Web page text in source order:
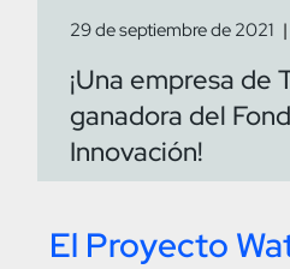
29 de septiembre de 2021
¡Una empresa de
ganadora del
Innovación!
El Proyecto